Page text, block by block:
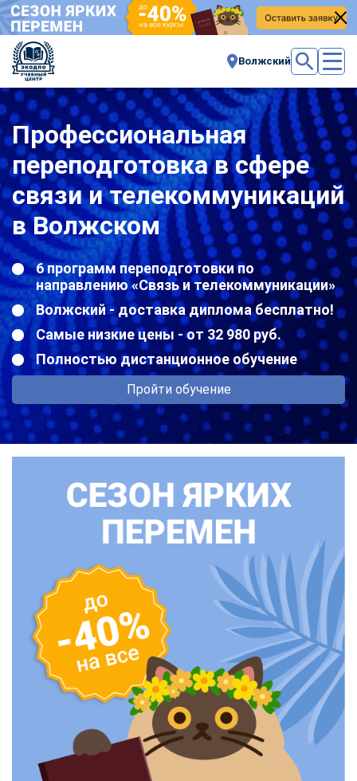
Волжский
Профессиональная
переподготовка в сфере
связи и телекоммуникаций
в Волжском
6 программ переподготовки по
направлению «Связь и телекоммуникации»
Волжский - доставка диплома бесплатно!
Самые низкие цены - от 32 980 руб.
Полностью дистанционное обучение
Пройти обучение